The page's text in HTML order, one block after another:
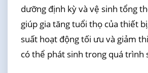
dưỡng định kỳ và vệ sinh tổng
giúp gia tăng tuổi thọ của thiết
suất hoạt động tối ưu và giảm
có thể phát sinh trong quá trình